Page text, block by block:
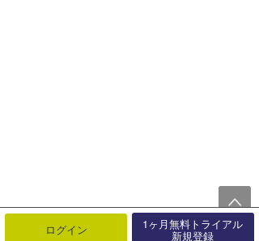
ログイン 1ヶ月無料トライアル
新規登録